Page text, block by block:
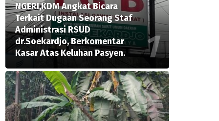
NGERI,KDM Angkat Bicara
Terkait Dugaan Seorang Staf
Administrasi RSUD
dr.Soekardjo, Berkomentar
Kasar Atas Keluhan Pasyen.